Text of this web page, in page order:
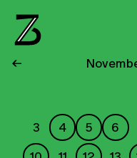
←
3
4 5 6